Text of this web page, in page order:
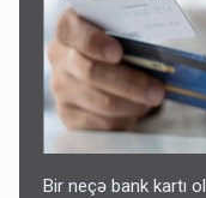
Bir neçə bank kartı